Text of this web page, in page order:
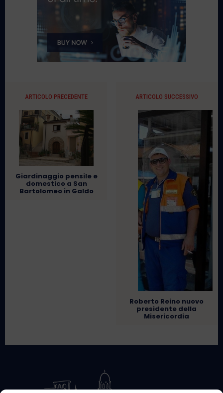
ARTICOLO PRECEDENTE
Giardinaggio pensile e
domestico a San
Bartolomeo in Galdo
ARTICOLO SUCCESSIVO
Roberto Reino nuovo
presidente della
Misericordia